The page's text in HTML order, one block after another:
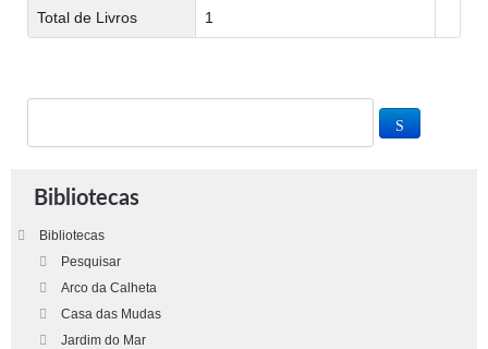
Total de Livros 1
Bibliotecas
Bibliotecas
Pesquisar
Arco da Calheta
Casa das Mudas
Jardim do Mar